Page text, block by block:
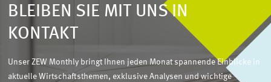
BLEIBEN SIE MIT UNS IN
KONTAKT
Unser ZEW Monthly bringt Ihnen jeden Monat spannende Einblicke in
aktuelle Wirtschaftsthemen, exklusive Analysen und wichtige